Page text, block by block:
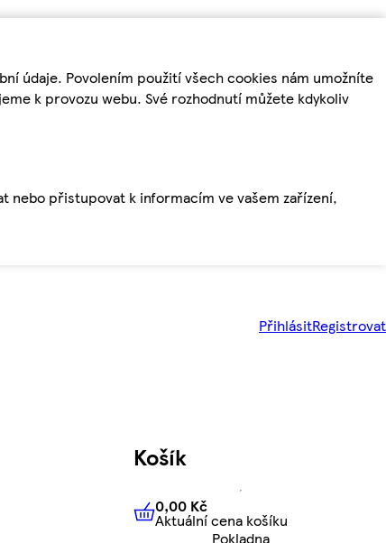
údaje. Povolením použití všech cookies nám umožníte
k provozu webu. Své rozhodnutí můžete kdykoliv
nebo přistupovat k informacím ve vašem zařízení,
PřihlásitRegistrovat
Košík
0,00 KčAktuální cena košíku
0,00 Kč
Aktuální cena košíku
Pokladna